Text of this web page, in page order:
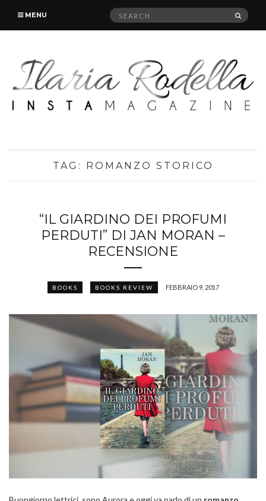
MENU
Search
TAG: ROMANZO STORICO
“IL GIARDINO DEI PROFUMI
PERDUTI” DI JAN MORAN –
RECENSIONE
BOOKS BOOKS REVIEW FEBBRAIO 9, 2017